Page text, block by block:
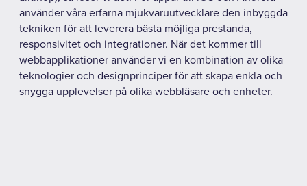
använder våra erfarna mjukvaruutvecklare den inbyggda
tekniken för att leverera bästa möjliga prestanda,
responsivitet och integrationer. När det kommer till
webbapplikationer använder vi en kombination av olika
teknologier och designprinciper för att skapa enkla och
snygga upplevelser på olika webbläsare och enheter.